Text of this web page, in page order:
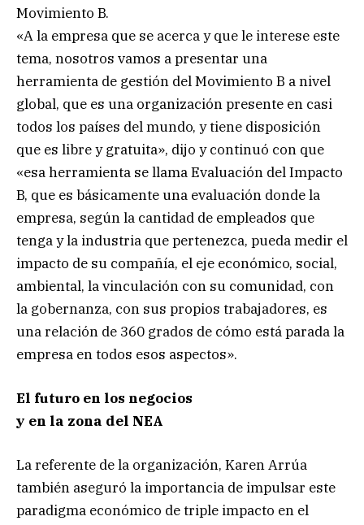
Movimiento B.
«A la empresa que se acerca y que le interese este
tema, nosotros vamos a presentar una
herramienta de gestión del Movimiento B a nivel
global, que es una organización presente en casi
todos los países del mundo, y tiene disposición
que es libre y gratuita», dijo y continuó con que
«esa herramienta se llama Evaluación del Impacto
B, que es básicamente una evaluación donde la
empresa, según la cantidad de empleados que
tenga y la industria que pertenezca, pueda medir el
impacto de su compañía, el eje económico, social,
ambiental, la vinculación con su comunidad, con
la gobernanza, con sus propios trabajadores, es
una relación de 360 grados de cómo está parada la
empresa en todos esos aspectos».
El futuro en los negocios
y en la zona del NEA
La referente de la organización, Karen Arrúa
también aseguró la importancia de impulsar este
paradigma económico de triple impacto en el